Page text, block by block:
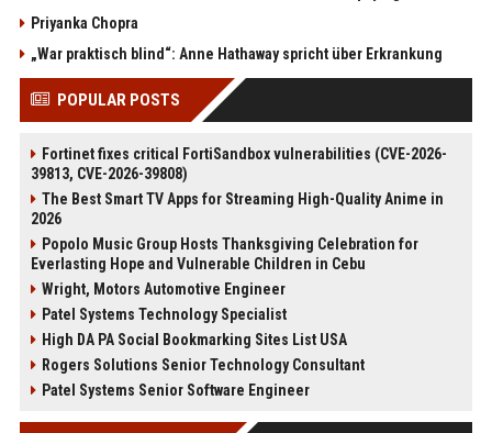
Priyanka Chopra
„War praktisch blind“: Anne Hathaway spricht über Erkrankung
POPULAR POSTS
Fortinet fixes critical FortiSandbox vulnerabilities (CVE-2026-
39813, CVE-2026-39808)
The Best Smart TV Apps for Streaming High-Quality Anime in
2026
Popolo Music Group Hosts Thanksgiving Celebration for
Everlasting Hope and Vulnerable Children in Cebu
Wright, Motors Automotive Engineer
Patel Systems Technology Specialist
High DA PA Social Bookmarking Sites List USA
Rogers Solutions Senior Technology Consultant
Patel Systems Senior Software Engineer